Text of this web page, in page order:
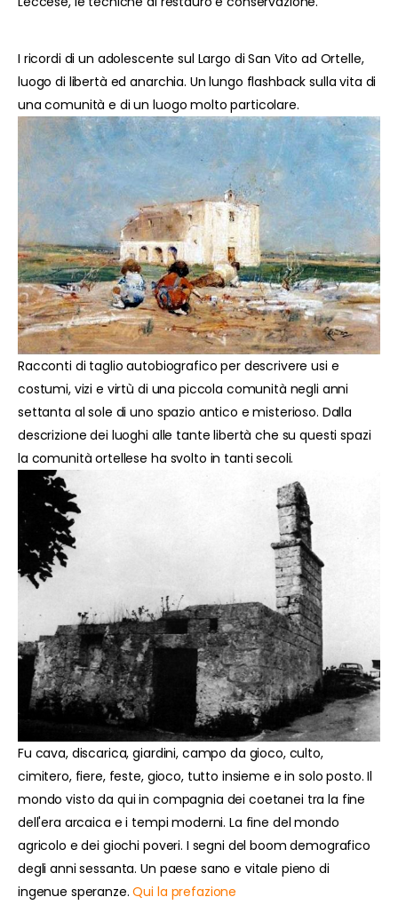
I ricordi di un adolescente sul Largo di San Vito ad Ortelle,
luogo di libertà ed anarchia. Un lungo flashback sulla vita di
una comunità e di un luogo molto particolare.
Racconti di taglio autobiografico per descrivere usi e
costumi, vizi e virtù di una piccola comunità negli anni
settanta al sole di uno spazio antico e misterioso. Dalla
descrizione dei luoghi alle tante libertà che su questi spazi
la comunità ortellese ha svolto in tanti secoli.
Fu cava, discarica, giardini, campo da gioco, culto,
cimitero, fiere, feste, gioco, tutto insieme e in solo posto. Il
mondo visto da qui in compagnia dei coetanei tra la fine
dell'era arcaica e i tempi moderni. La fine del mondo
agricolo e dei giochi poveri. I segni del boom demografico
degli anni sessanta. Un paese sano e vitale pieno di
ingenue speranze.Qui la prefazione